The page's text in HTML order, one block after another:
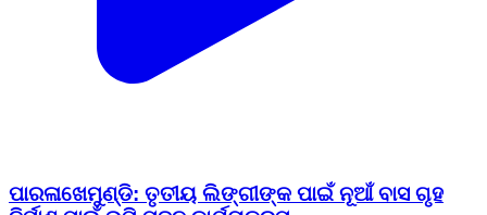
ପାରଳାଖେମୁଣ୍ଡି: ତୃତୀୟ ଲିଙ୍ଗୀଙ୍କ ପାଇଁ ନୂଆଁ ବାସ ଗୃହ